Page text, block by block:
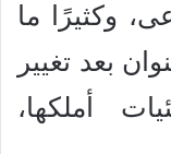
وكثيرًا ما
بعد تغيير
أملكها،